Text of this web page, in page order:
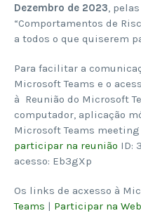
Dezembro de 2023, pelas
“Comportamentos de
a todos o que quiserem
Para facilitar a
Microsoft Teams e o
à Reunião do Microsoft
computador, aplicação
Microsoft Teams meeting
participar na reunião ID:
acesso: Eb3gXp
Os links de acxesso à
Teams | Participar na Web